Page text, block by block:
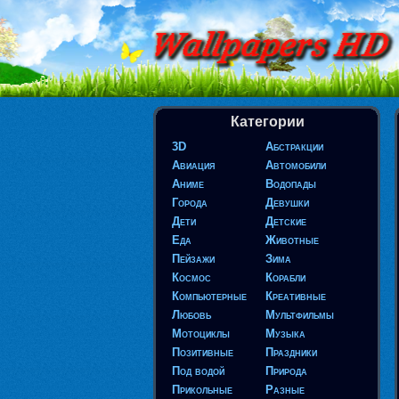
Категории
3D
Абстракции
Авиация
Автомобили
Аниме
Водопады
Города
Девушки
Дети
Детские
Еда
Животные
Пейзажи
Зима
Космос
Корабли
Компьютерные
Креативные
Любовь
Мультфильмы
Мотоциклы
Музыка
Позитивные
Праздники
Под водой
Природа
Прикольные
Разные